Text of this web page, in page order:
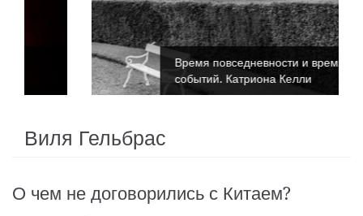
Время повседневности и время
событий. Катриона Келли
Виля Гельбрас
О чем не договорились с Китаем?